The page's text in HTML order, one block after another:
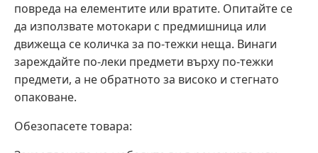
повреда на елементите или вратите. Опитайте се
да използвате мотокари с предмишница или
движеща се количка за по-тежки неща. Винаги
зареждайте по-леки предмети върху по-тежки
предмети, а не обратното за високо и стегнато
опаковане.
Обезопасете товара: